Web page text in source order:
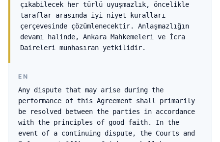
çıkabilecek her türlü uyuşmazlık, öncelikle
taraflar arasında iyi niyet kuralları
çerçevesinde çözümlenecektir. Anlaşmazlığın
devamı halinde, Ankara Mahkemeleri ve İcra
Daireleri münhasıran yetkilidir.
EN
Any dispute that may arise during the
performance of this Agreement shall primarily
be resolved between the parties in accordance
with the principles of good faith. In the
event of a continuing dispute, the Courts and